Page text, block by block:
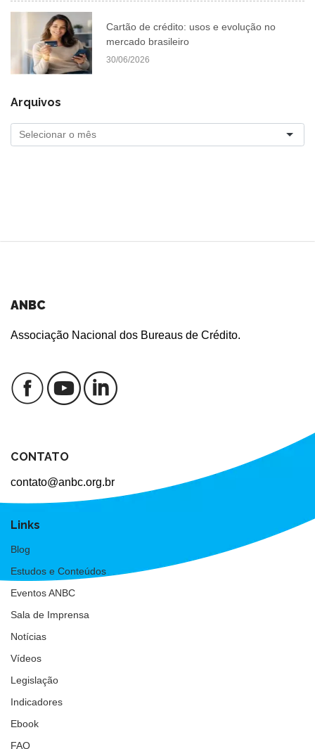
Cartão de crédito: usos e evolução no
mercado brasileiro
30/06/2026
Arquivos
ANBC
Associação Nacional dos Bureaus de Crédito.
CONTATO
contato@anbc.org.br
Links
Blog
Estudos e Conteúdos
Eventos ANBC
Sala de Imprensa
Notícias
Vídeos
Legislação
Indicadores
Ebook
FAQ